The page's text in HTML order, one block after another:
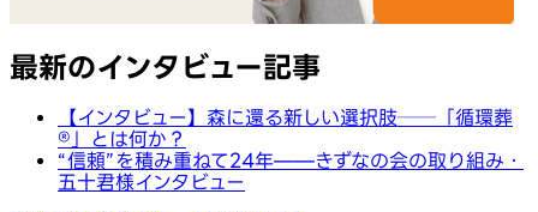
最新のインタビュー記事
【インタビュー】森に還る新しい選択肢──「循環葬
®︎」とは何か？
“信頼”を積み重ねて24年——きずなの会の取り組み・
五十君様インタビュー